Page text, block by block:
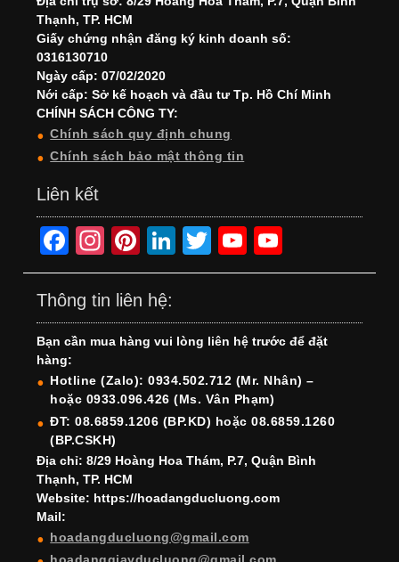
Thạnh, TP. HCM
Giấy chứng nhận đăng ký kinh doanh số:
0316130710
Ngày cấp: 07/02/2020
Nới cấp: Sở kế hoạch và đầu tư Tp. Hồ Chí Minh
CHÍNH SÁCH CÔNG TY:
Chính sách quy định chung
Chính sách bảo mật thông tin
Liên kết
F
a
c
e
b
o
o
k
In
st
a
gr
a
m
Pi
nt
er
e
st
Li
n
e
dI
n
T
wi
er
Y
o
T
u
b
e
o
T
u
b
e
h
Thông tin liên hệ:
Bạn cần mua hàng vui lòng liên hệ trước để đặt
hàng:
Hotline (Zalo): 0934.502.712 (Mr. Nhân) –
hoặc 0933.096.426 (Ms. Vân Phạm)
ĐT: 08.6859.1206 (BP.KD) hoặc 08.6859.1260
(BP.CSKH)
Địa chỉ: 8/29 Hoàng Hoa Thám, P.7, Quận Bình
Thạnh, TP. HCM
Website: https://hoadangducluong.com
Mail:
hoadangducluong@gmail.com